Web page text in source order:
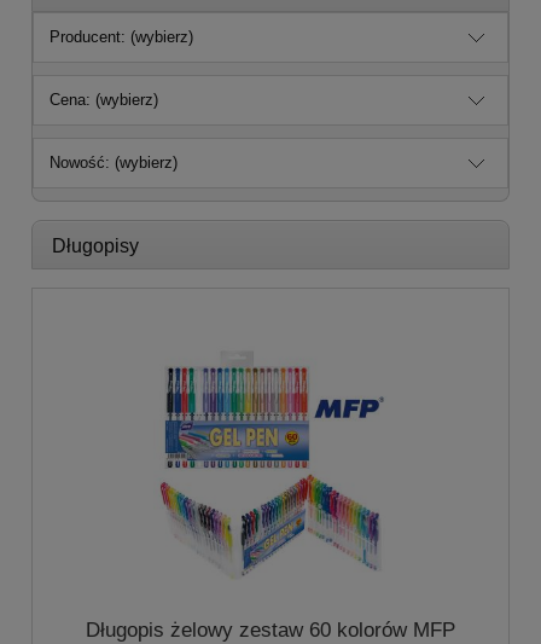
Producent: (wybierz)
Cena: (wybierz)
Nowość: (wybierz)
Długopisy
Długopis żelowy zestaw 60 kolorów MFP